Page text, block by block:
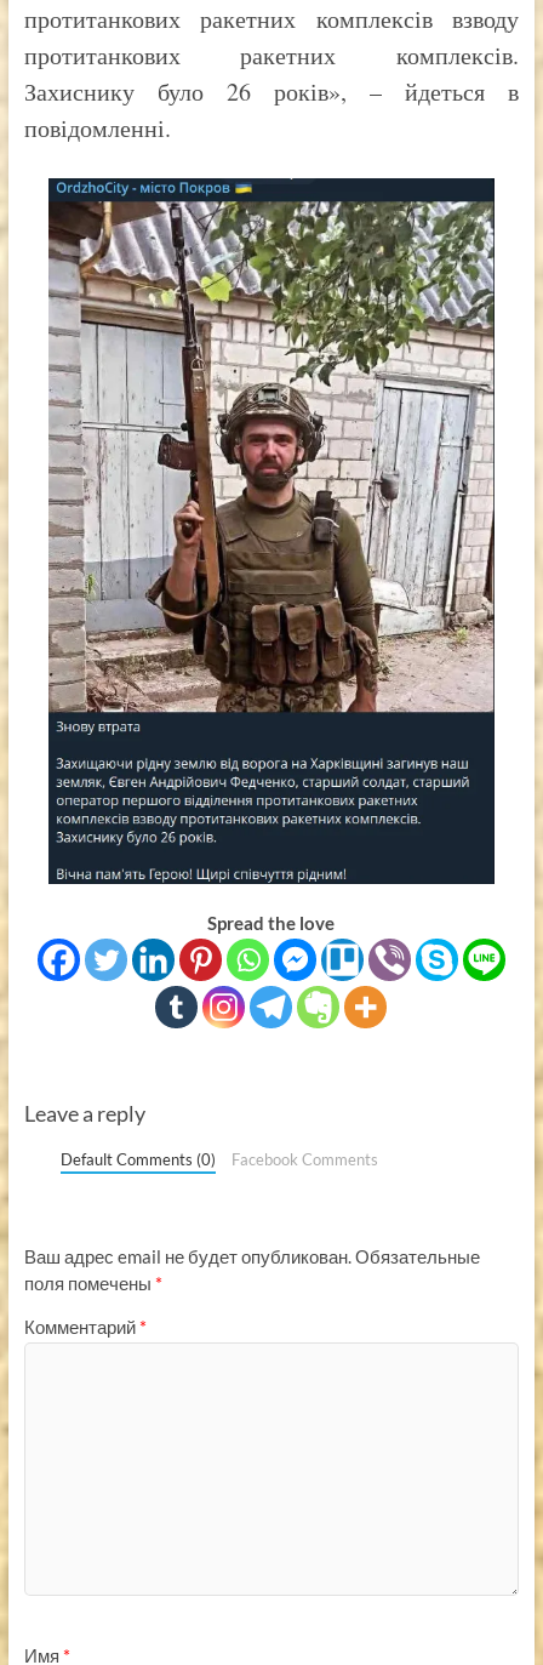
протитанкових ракетних комплексів взводу
протитанкових ракетних комплексів.
Захиснику було 26 років», – йдеться в
повідомленні.
Spread the love
Leave a reply
Default Comments (0) Facebook Comments
Ваш адрес email не будет опубликован.Обязательные
поля помечены *
Комментарий *
Имя *